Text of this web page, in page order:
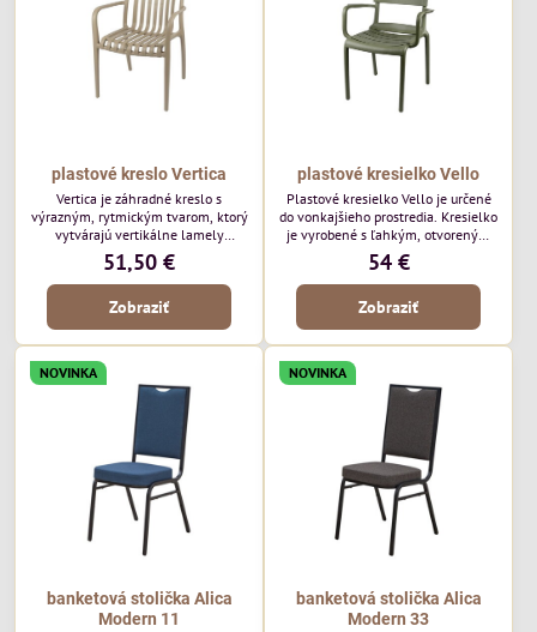
plastové kreslo Vertica
Vertica je záhradné kreslo s
výrazným, rytmickým tvarom, ktorý
vytvárajú vertikálne lamely
operadla a sedadla. Jej otvorený
dizajn jej dodáva ľahký, vzdušný
vzhľad a robí z nej perfektný
doplnok moderných vonkajších
pozornosť svojimi detailmi bez toho,
aby dominoval priestoru. Bude
vyzerať skvele vo vonkajších
jedálenských priestoroch, pri
bistrových stoloch a v...
51,50 €
Zobraziť
plastové kresielko Vello
Plastové kresielko Vello je určené
do vonkajšieho prostredia. Kresielko
je vyrobené s ľahkým, otvoreným
tvarom a jemne kontúrovanými
líniami. Horizontálne lamely
operadla a jemne zaoblené
podrúčky dodávajú kresielku
ležérny, letný nádych. Tento model
bude vyzerať skvele vo vonkajších
jedálenských priestoroch, pri
reštauračných stoloch a v
bistrových priestoroch.
54 €
Zobraziť
NOVINKA
banketová stolička Alica
Modern 11
NOVINKA
banketová stolička Alica
Modern 33